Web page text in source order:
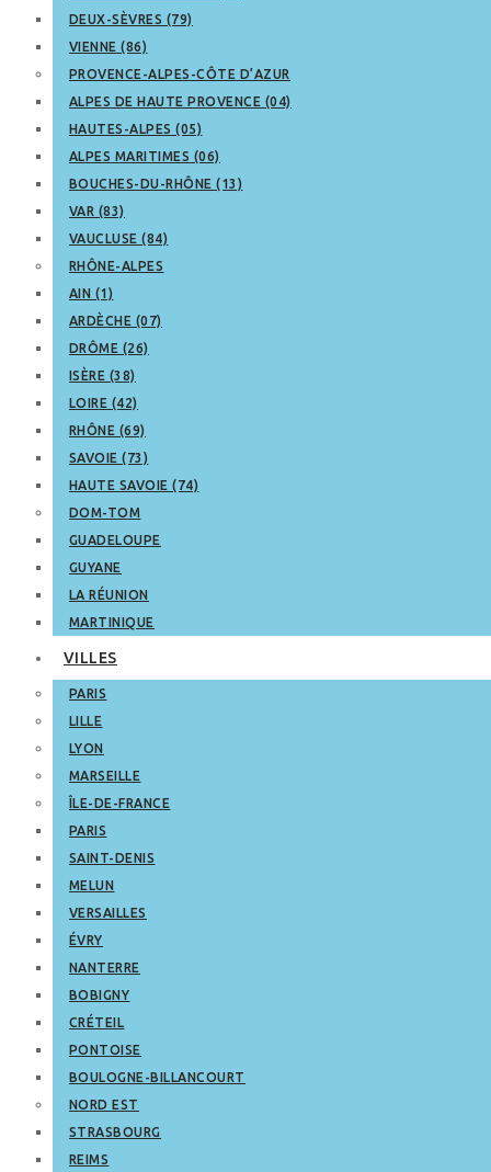
DEUX-SÈVRES (79)
VIENNE (86)
PROVENCE-ALPES-CÔTE D’AZUR
ALPES DE HAUTE PROVENCE (04)
HAUTES-ALPES (05)
ALPES MARITIMES (06)
BOUCHES-DU-RHÔNE (13)
VAR (83)
VAUCLUSE (84)
RHÔNE-ALPES
AIN (1)
ARDÈCHE (07)
DRÔME (26)
ISÈRE (38)
LOIRE (42)
RHÔNE (69)
SAVOIE (73)
HAUTE SAVOIE (74)
DOM-TOM
GUADELOUPE
GUYANE
LA RÉUNION
MARTINIQUE
VILLES
PARIS
LILLE
LYON
MARSEILLE
ÎLE-DE-FRANCE
PARIS
SAINT-DENIS
MELUN
VERSAILLES
ÉVRY
NANTERRE
BOBIGNY
CRÉTEIL
PONTOISE
BOULOGNE-BILLANCOURT
NORD EST
STRASBOURG
REIMS